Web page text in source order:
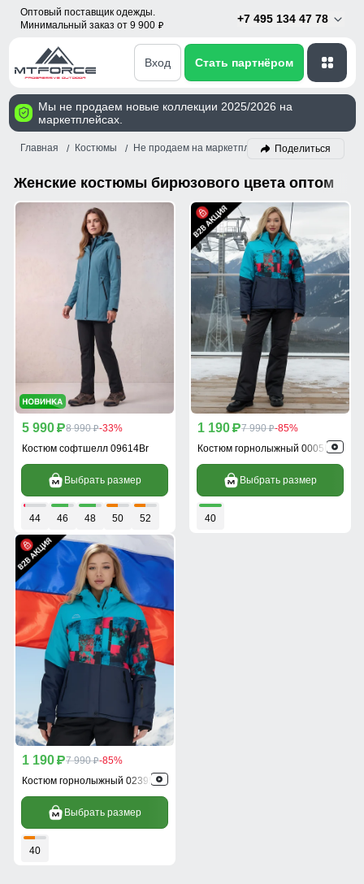
Оптовый поставщик одежды.
Минимальный заказ от 9 900 p
+7 495 134 47 78
Вход Стать партнёром
Мы не продаем новые коллекции 2025/2026 на
маркетплейсах.
Главная Костюмы Не продаем на маркетплейсах! Женский
Поделиться
Женские костюмы бирюзового цвета оптом
5 990 p8 990 p-33%
Костюм софтшелл 09614Br
Выбрать размер
44 46 48 50 52
1 190 p7 990 p-85%
Костюм горнолыжный 0005Br
Выбрать размер
40
1 190 p7 990 p-85%
Костюм горнолыжный 02395Br
Выбрать размер
40